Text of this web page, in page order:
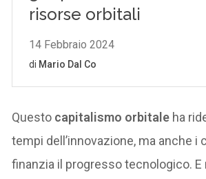
Questo capitalismo orbitale ha
tempi dell’innovazione, ma anche i
finanzia il progresso tecnologico. E